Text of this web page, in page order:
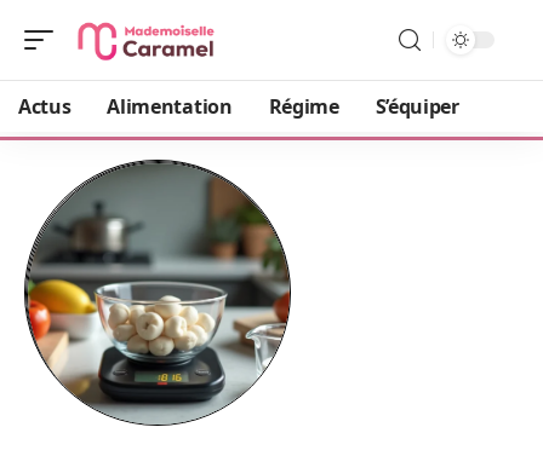
Actus Alimentation Régime S’équiper